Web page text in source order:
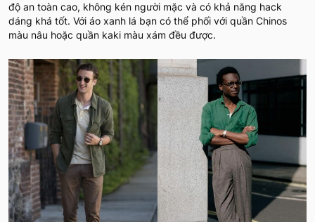
độ an toàn cao, không kén người mặc và có khả năng hack
dáng khá tốt. Với áo xanh lá bạn có thể phối với quần Chinos
màu nâu hoặc quần kaki màu xám đều được.